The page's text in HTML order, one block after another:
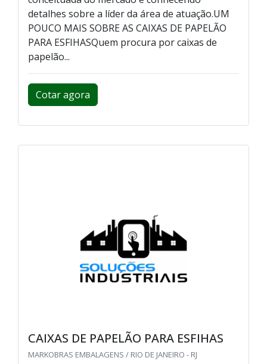
detalhes sobre a líder da área de atuação.UM
POUCO MAIS SOBRE AS CAIXAS DE PAPELÃO
PARA ESFIHASQuem procura por caixas de
papelão...
Cotar agora
CAIXAS DE PAPELÃO PARA ESFIHAS
MARKOBRAS EMBALAGENS / RIO DE JANEIRO - RJ